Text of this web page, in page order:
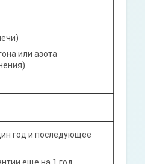
или азота
год и последующее